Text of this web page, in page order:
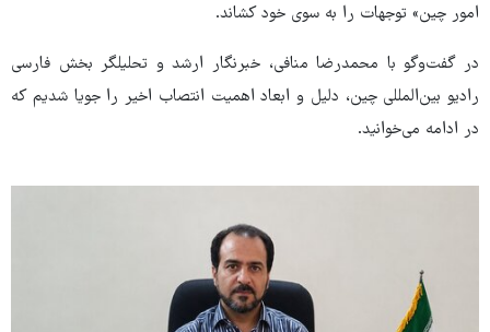
امور چین» توجهات را به سوی خود کشاند.
در گفت‌وگو با محمدرضا منافی، خبرنگار ارشد و تحلیلگر بخش فارسی
رادیو بین‌المللی چین، دلیل و ابعاد اهمیت انتصاب اخیر را جویا شدیم که
در ادامه می‌خوانید.